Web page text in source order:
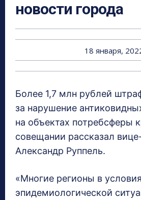
новости города
18 января,
Более 1,7 млн рублей
за нарушение
на объектах потребсферы
совещании рассказал
Александр Руппель.
«Многие регионы в
эпидемиологической